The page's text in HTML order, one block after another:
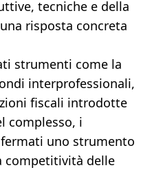
tecniche e della
risposta concreta
strumenti come la
interprofessionali,
fiscali introdotte
complesso, i
uno strumento
competitività delle